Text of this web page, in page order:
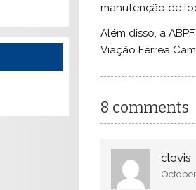
manutenção de
Além disso, a
Viação Férrea
8 comments
clovis